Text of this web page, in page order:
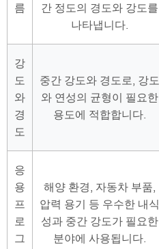
름
간 정도의 경도와 강도를
나타냅니다.
강
도
와
경
도
중간 강도와 경도로, 강도
와 연성의 균형이 필요한
용도에 적합합니다.
응
용
프
로
그
해양 환경, 자동차 부품,
압력 용기 등 우수한 내식
성과 중간 강도가 필요한
분야에 사용됩니다.